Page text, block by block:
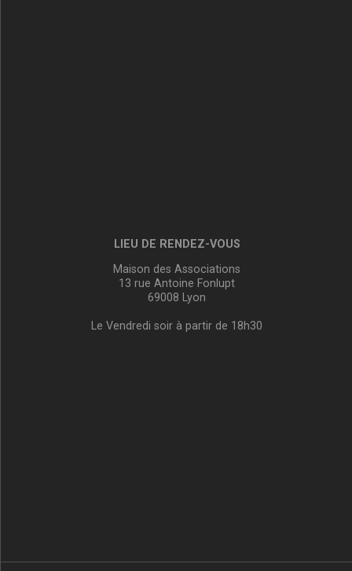
LIEU DE RENDEZ-VOUS
Maison des Associations
13 rue Antoine Fonlupt
69008 Lyon
Le Vendredi soir à partir de 18h30